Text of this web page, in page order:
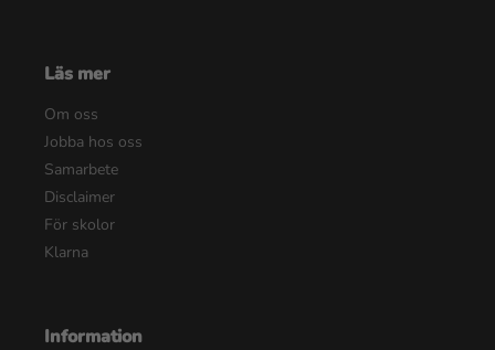
Läs mer
Om oss
Jobba hos oss
Samarbete
Disclaimer
För skolor
Klarna
Information